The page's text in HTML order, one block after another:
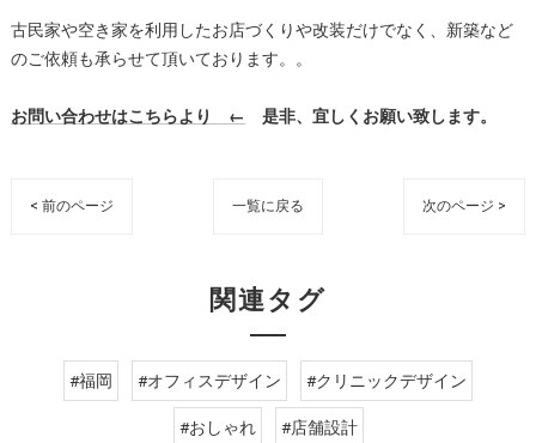
古民家や空き家を利用したお店づくりや改装だけでなく、新築など
のご依頼も承らせて頂いております。。
お問い合わせはこちらより ← 是非、宜しくお願い致します。
< 前のページ 一覧に戻る 次のページ >
関連タグ
#福岡 #オフィスデザイン #クリニックデザイン
#おしゃれ #店舗設計